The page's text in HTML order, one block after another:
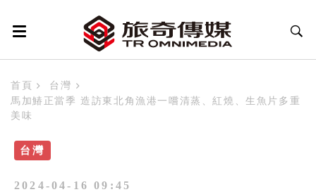
首頁
台灣
馬加鰆正當季 造訪東北角漁港一嚐清蒸、紅燒、生魚片多重
美味
台灣
2024-04-16 09:45